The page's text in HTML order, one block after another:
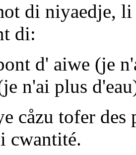
di niyaedje,
di:
d' aiwe (je
n'ai plus
cåzu tofer
cwantité.